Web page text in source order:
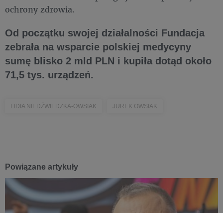
ochrony zdrowia.
Od początku swojej działalności Fundacja
zebrała na wsparcie polskiej medycyny
sumę blisko 2 mld PLN i kupiła dotąd około
71,5 tys. urządzeń.
LIDIA NIEDŹWIEDZKA-OWSIAK JUREK OWSIAK
Powiązane artykuły